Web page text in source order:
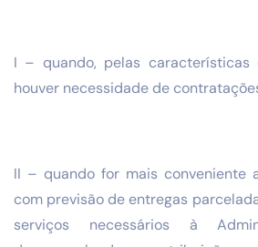
I – quando, pelas características
houver necessidade de
II – quando for mais conveniente
com previsão de entregas
serviços necessários à